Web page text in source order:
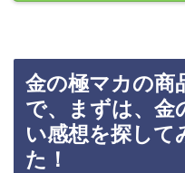
金の極マカの商
で、まずは、金
い感想を探して
た！